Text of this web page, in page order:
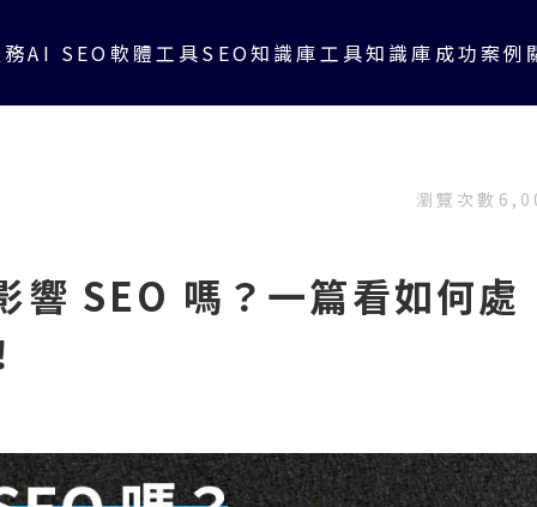
AI SEO軟體工具SEO知識庫工具知識庫 成功案例
瀏覽次數
SEO 嗎？一篇看如何處